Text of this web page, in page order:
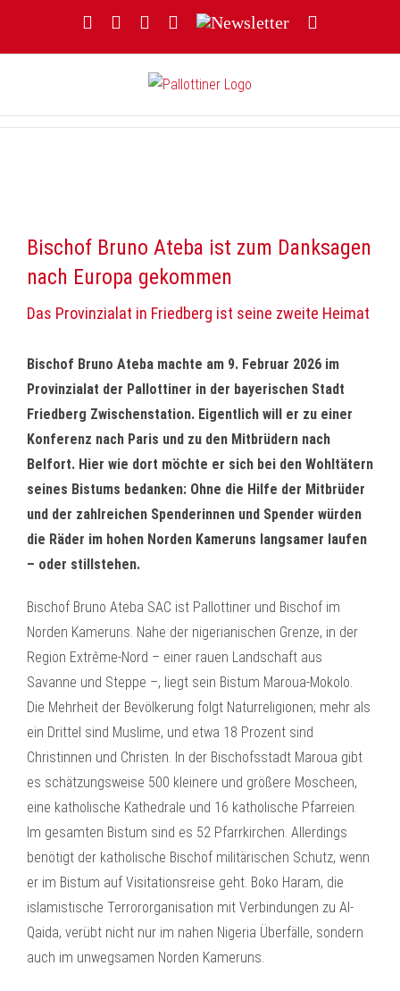
FacebookYouTubeInstagram
Threads
Newsletter
Bischof Bruno Ateba ist zum Danksagen
nach Europa gekommen
Das Provinzialat in Friedberg ist seine zweite Heimat
Bischof Bruno Ateba machte am 9. Februar 2026 im
Provinzialat der Pallottiner in der bayerischen Stadt
Friedberg Zwischenstation. Eigentlich will er zu einer
Konferenz nach Paris und zu den Mitbrüdern nach
Belfort. Hier wie dort möchte er sich bei den Wohltätern
seines Bistums bedanken: Ohne die Hilfe der Mitbrüder
und der zahlreichen Spenderinnen und Spender würden
die Räder im hohen Norden Kameruns langsamer laufen
– oder stillstehen.
Bischof Bruno Ateba SAC ist Pallottiner und Bischof im
Norden Kameruns. Nahe der nigerianischen Grenze, in der
Region Extrême-Nord – einer rauen Landschaft aus
Savanne und Steppe –, liegt sein Bistum Maroua-Mokolo.
Die Mehrheit der Bevölkerung folgt Naturreligionen; mehr als
ein Drittel sind Muslime, und etwa 18 Prozent sind
Christinnen und Christen. In der Bischofsstadt Maroua gibt
es schätzungsweise 500 kleinere und größere Moscheen,
eine katholische Kathedrale und 16 katholische Pfarreien.
Im gesamten Bistum sind es 52 Pfarrkirchen. Allerdings
benötigt der katholische Bischof militärischen Schutz, wenn
er im Bistum auf Visitationsreise geht. Boko Haram, die
islamistische Terrororganisation mit Verbindungen zu Al-
Qaida, verübt nicht nur im nahen Nigeria Überfälle, sondern
auch im unwegsamen Norden Kameruns.